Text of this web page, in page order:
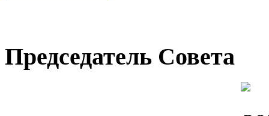
Председатель Совета